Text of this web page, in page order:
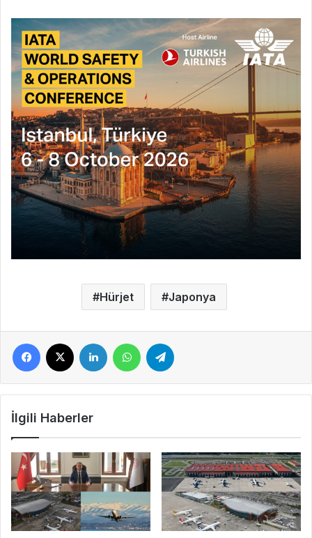
Hürjet Japonya
Facebook LinkedIn WhatsApp
İlgili Haberler